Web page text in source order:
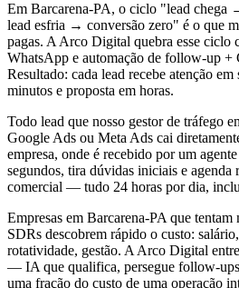
Em Barcarena-PA, o ciclo "lead chega
lead esfria → conversão zero" é o que
pagas. A Arco Digital quebra esse ciclo
WhatsApp e automação de follow-up
Resultado: cada lead recebe atenção
minutos e proposta em horas.
Todo lead que nosso gestor de tráfego
Google Ads ou Meta Ads cai
empresa, onde é recebido por um
segundos, tira dúvidas iniciais e agenda
comercial — tudo 24 horas por dia,
Empresas em Barcarena-PA que
SDRs descobrem rápido o custo:
rotatividade, gestão. A Arco Digital
— IA que qualifica, persegue follow-
uma fração do custo de uma operação